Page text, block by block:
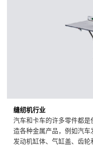
缝纫机行业
汽车和卡车的许多零件都
造各种金属产品，例如汽
发动机缸体、气缸盖、齿轮